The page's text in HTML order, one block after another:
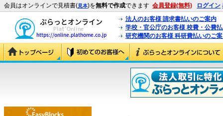
会員はオンラインで見積書(見本)を無料で作成できます 会員登録(無料) ログイン
法人のお客様 請求書払いのご案内
学校・官公庁のお客様 校費・公費
研究機関のお客様 科研費払いのご